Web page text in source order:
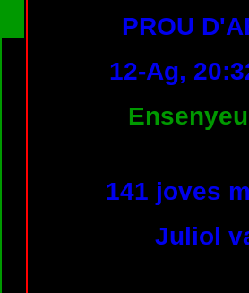
PROU
12-Ag,
141 joves
Juliol